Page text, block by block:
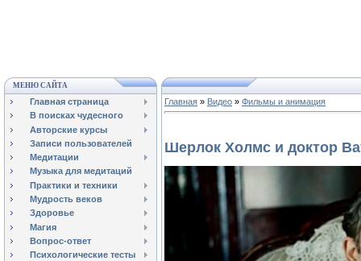
МЕНЮ САЙТА
Главная страница
В поисках чудесного
Авторские курсы
Записи пользователей
Медитации
Музыка для медитаций
Практики и техники
Мудрость веков
Здоровье
Магия
Вопрос-ответ
Психологические тесты
Главная » Видео » Фильмы и анимация
Шерлок Холмс и доктор